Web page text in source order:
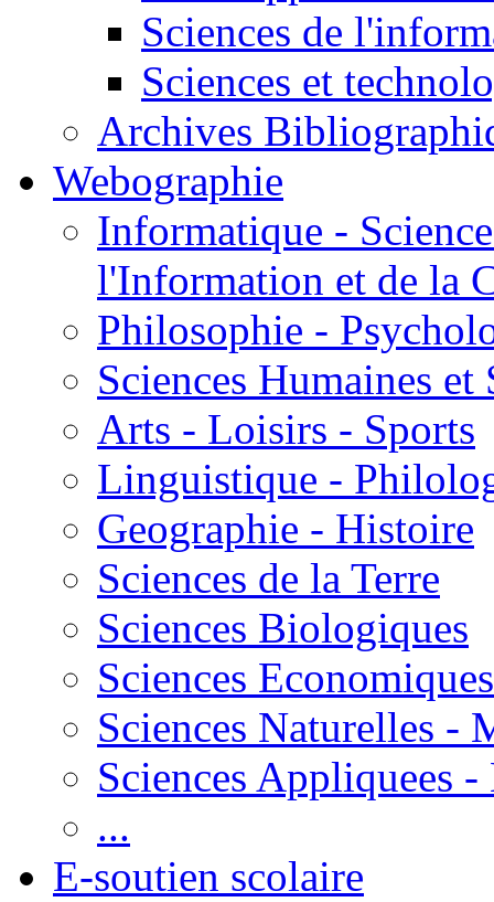
Sciences de
Sciences et
Archives
Webographie
Informatique -
l'Information et de la
Philosophie -
Sciences Humaines et
Arts - Loisirs - Sports
Linguistique -
Geographie - Histoire
Sciences de la Terre
Sciences Biologiques
Sciences Economiques
Sciences Naturelles -
Sciences Appliquees
...
E-soutien scolaire